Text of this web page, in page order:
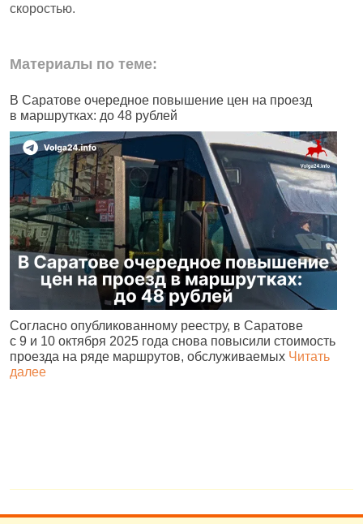
скоростью.
Материалы по теме:
В Саратове очередное повышение цен на проезд
в маршрутках: до 48 рублей
Согласно опубликованному реестру, в Саратове
с 9 и 10 октября 2025 года снова повысили стоимость
проезда на ряде маршрутов, обслуживаемых Читать
далее